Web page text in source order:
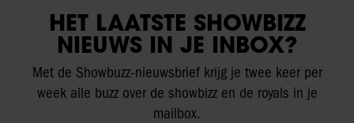
HET LAATSTE SHOWBIZZ
NIEUWS IN JE INBOX?
Met de Showbuzz-nieuwsbrief krijg je twee keer per
week alle buzz over de showbizz en de royals in je
mailbox.